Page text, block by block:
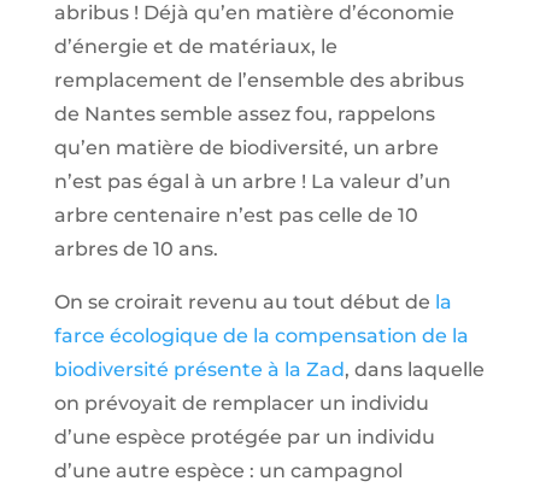
abribus ! Déjà qu’en matière d’économie
d’énergie et de matériaux, le
remplacement de l’ensemble des abribus
de Nantes semble assez fou, rappelons
qu’en matière de biodiversité, un arbre
n’est pas égal à un arbre ! La valeur d’un
arbre centenaire n’est pas celle de 10
arbres de 10 ans.
On se croirait revenu au tout début de la
farce écologique de la compensation de la
biodiversité présente à la Zad, dans laquelle
on prévoyait de remplacer un individu
d’une espèce protégée par un individu
d’une autre espèce : un campagnol